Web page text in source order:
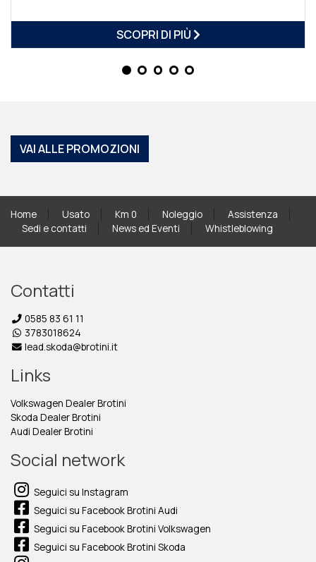
SCOPRI DI PIÙ
VAI ALLE PROMOZIONI
Home Usato Km 0 Noleggio
Assistenza
Sedi e contatti
News ed Eventi Whistleblowing
Contatti
0585 83 61 11
3783018624
lead.skoda@brotini.it
Links
Volkswagen Dealer Brotini
Skoda Dealer Brotini
Audi Dealer Brotini
Social network
Seguici su Instagram
Seguici su Facebook Brotini Audi
Seguici su Facebook Brotini Volkswagen
Seguici su Facebook Brotini Skoda